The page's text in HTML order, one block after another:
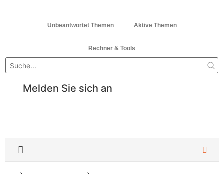
Unbeantwortet Themen Aktive Themen
Rechner & Tools
Melden Sie sich an